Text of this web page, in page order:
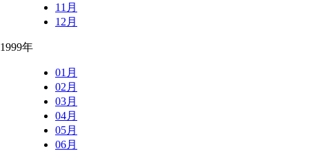
11月
12月
1999年
01月
02月
03月
04月
05月
06月